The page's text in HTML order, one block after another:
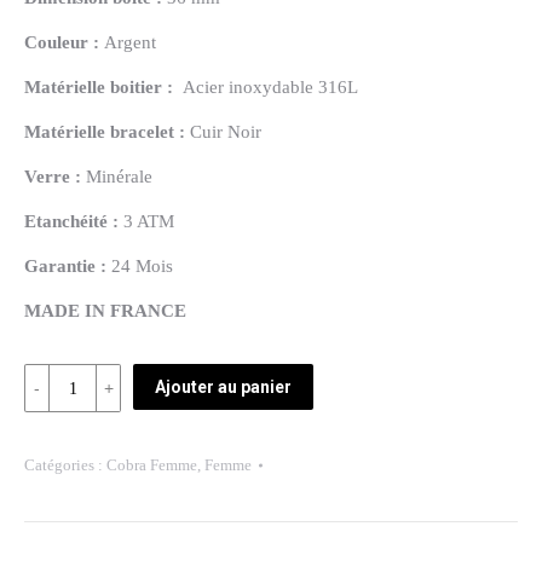
Couleur : Argent
Matérielle boitier : Acier inoxydable 316L
Matérielle bracelet : Cuir Noir
Verre : Minérale
Etanchéité : 3 ATM
Garantie : 24 Mois
MADE IN FRANCE
Quantité
REF:WC62012-
Ajouter au panier
Catégories : Cobra Femme, Femme